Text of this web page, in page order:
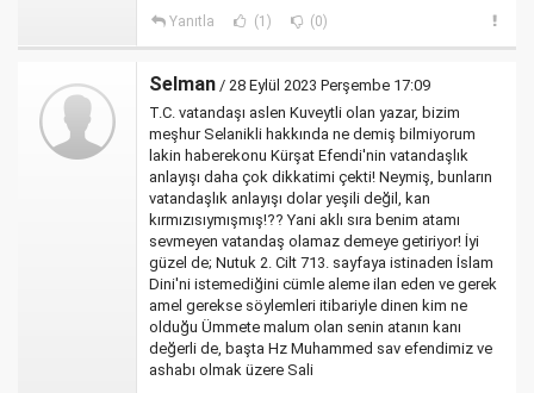
Yanıtla (1) (0)
Selman / 28 Eylül 2023 Perşembe 17:09
T.C. vatandaşı aslen Kuveytli olan yazar, bizim
meşhur Selanikli hakkında ne demiş bilmiyorum
lakin haberekonu Kürşat Efendi'nin vatandaşlık
anlayışı daha çok dikkatimi çekti! Neymiş, bunların
vatandaşlık anlayışı dolar yeşili değil, kan
kırmızısıymışmış!?? Yani aklı sıra benim atamı
sevmeyen vatandaş olamaz demeye getiriyor! İyi
güzel de; Nutuk 2. Cilt 713. sayfaya istinaden İslam
Dini'ni istemediğini cümle aleme ilan eden ve gerek
amel gerekse söylemleri itibariyle dinen kim ne
olduğu Ümmete malum olan senin atanın kanı
değerli de, başta Hz Muhammed sav efendimiz ve
ashabı olmak üzere Sali